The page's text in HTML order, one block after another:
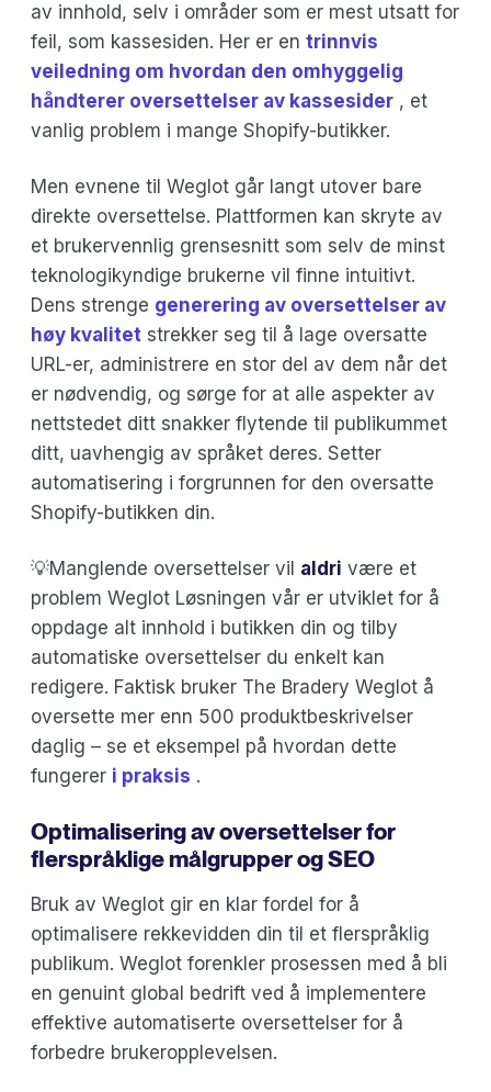
av innhold, selv i områder som er mest utsatt for
feil, som kassesiden. Her er en trinnvis
veiledning om hvordan den omhyggelig
håndterer oversettelser av kassesider , et
vanlig problem i mange Shopify-butikker.
Men evnene til Weglot går langt utover bare
direkte oversettelse. Plattformen kan skryte av
et brukervennlig grensesnitt som selv de minst
teknologikyndige brukerne vil finne intuitivt.
Dens strenge generering av oversettelser av
høy kvalitet strekker seg til å lage oversatte
URL-er, administrere en stor del av dem når det
er nødvendig, og sørge for at alle aspekter av
nettstedet ditt snakker flytende til publikummet
ditt, uavhengig av språket deres. Setter
automatisering i forgrunnen for den oversatte
Shopify-butikken din.
💡Manglende oversettelser vil aldri være et
problem Weglot Løsningen vår er utviklet for å
oppdage alt innhold i butikken din og tilby
automatiske oversettelser du enkelt kan
redigere. Faktisk bruker The Bradery Weglot å
oversette mer enn 500 produktbeskrivelser
daglig – se et eksempel på hvordan dette
fungerer i praksis .
Optimalisering av oversettelser for
flerspråklige målgrupper og SEO
Bruk av Weglot gir en klar fordel for å
optimalisere rekkevidden din til et flerspråklig
publikum. Weglot forenkler prosessen med å bli
en genuint global bedrift ved å implementere
effektive automatiserte oversettelser for å
forbedre brukeropplevelsen.